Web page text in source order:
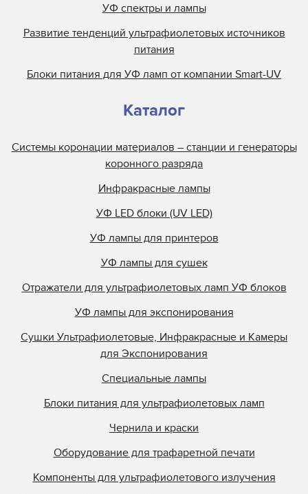
УФ спектры и лампы
Развитие тенденций ультрафиолетовых источников
питания
Блоки питания для УФ ламп от компании Smart-UV
Каталог
Системы коронации материалов – станции и генераторы
коронного разряда
Инфракрасные лампы
УФ LED блоки (UV LED)
УФ лампы для принтеров
УФ лампы для сушек
Отражатели для ультрафиолетовых ламп УФ блоков
УФ лампы для экспонирования
Сушки Ультрафиолетовые, Инфракрасные и Камеры
для Экспонирования
Специальные лампы
Блоки питания для ультрафиолетовых ламп
Чернила и краски
Оборудование для трафаретной печати
Компоненты для ультрафиолетового излучения